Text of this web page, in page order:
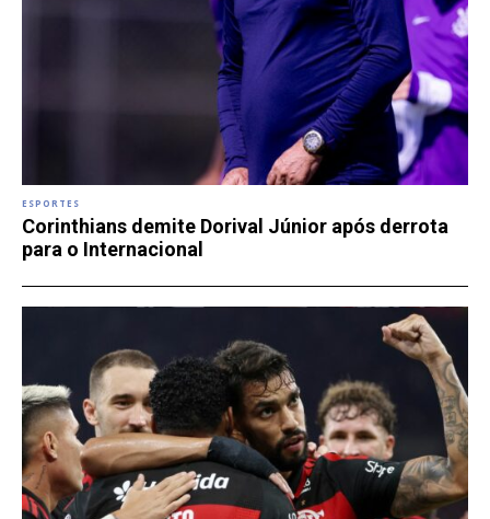
ESPORTES
Corinthians demite Dorival Júnior após derrota
para o Internacional